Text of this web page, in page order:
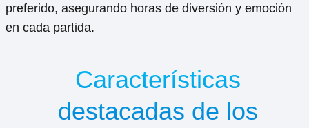
preferido, asegurando horas de diversión y emoción
en cada partida.
Características
destacadas de los